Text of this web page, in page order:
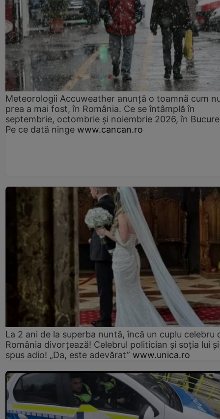
Meteorologii Accuweather anunță o toamnă cum
prea a mai fost, în România. Ce se întâmplă în
septembrie, octombrie și noiembrie 2026, în
Pe ce dată ninge www.cancan.ro
La 2 ani de la superba nuntă, încă un cuplu celebru
România divorțează! Celebrul politician și soția lui
spus adio! „Da, este adevărat” www.unica.ro